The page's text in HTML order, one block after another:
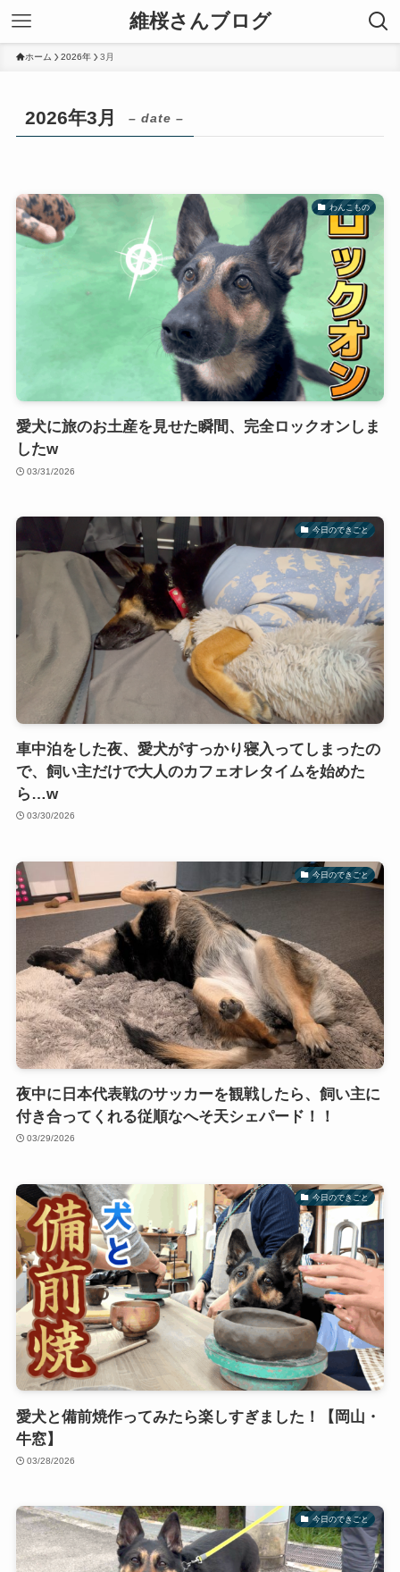
維桜さんブログ
ホーム 2026年 3月
2026年3月 – date –
わんこもの
愛犬に旅のお土産を見せた瞬間、完全ロックオンしま
したw
03/31/2026
今日のできごと
車中泊をした夜、愛犬がすっかり寝入ってしまったの
で、飼い主だけで大人のカフェオレタイムを始めた
ら…w
03/30/2026
今日のできごと
夜中に日本代表戦のサッカーを観戦したら、飼い主に
付き合ってくれる従順なへそ天シェパード！！
03/29/2026
今日のできごと
愛犬と備前焼作ってみたら楽しすぎました！【岡山・
牛窓】
03/28/2026
今日のできごと